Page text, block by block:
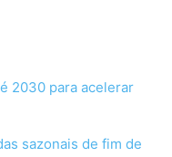
2030 para acelerar
sazonais de fim de